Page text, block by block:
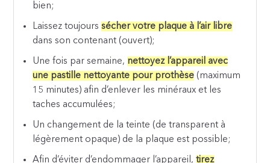
bien;
Laissez toujourssécher votre plaque à l’air libre
dans son contenant (ouvert);
Une fois par semaine, nettoyez l’appareil avec
une pastille nettoyante pour prothèse (maximum
15 minutes) afin d’enlever les minéraux et les
taches accumulées;
Un changement de la teinte (de transparent à
légèrement opaque) de la plaque est possible;
Afin d’éviter d’endommager l’appareil,tirez